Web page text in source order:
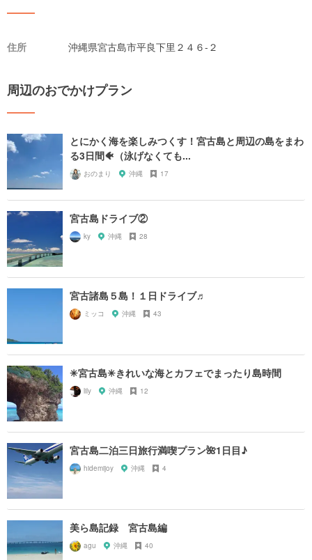
住所 沖縄県宮古島市平良下里２４６-２
周辺のおでかけプラン
とにかく海を楽しみつくす！宮古島と周辺の島をまわ
る3日間🐠（泳げなくても...
おのまり 沖縄 17
宮古島ドライブ②
ky 沖縄 28
宮古諸島５島！１日ドライブ♬
ミッコ 沖縄 43
✳︎宮古島✳︎きれいな海とカフェでまったり島時間
lily 沖縄 12
宮古島二泊三日旅行満喫プラン🌺1日目♪
hidemijoy 沖縄 4
美ら島記録 宮古島編
agu 沖縄 40